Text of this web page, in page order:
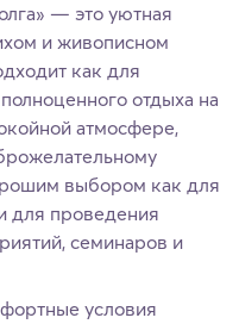
— это уютная
и живописном
как для
отдыха на
атмосфере,
выбором как для
для проведения
семинаров и
условия